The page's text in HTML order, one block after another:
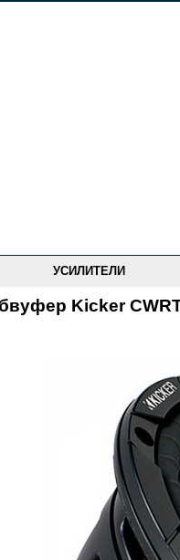
УСИЛИТЕЛИ
Kicker